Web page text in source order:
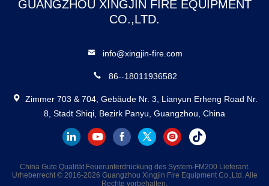
GUANGZHOU XINGJIN FIRE EQUIPMENT
CO.,LTD.
info@xingjin-fire.com
86--18011936582
Zimmer 703 & 704, Gebäude Nr. 3, Lianyun Erheng Road Nr.
8, Stadt Shiqi, Bezirk Panyu, Guangzhou, China
China Gute Qualität Feuerunterdrückung des System-FM200 Lieferant.
Urheberrecht © 2016-2026 Guangzhou Xingjin Fire Equipment Co.,Ltd. Alle
Rechte vorbehalten.